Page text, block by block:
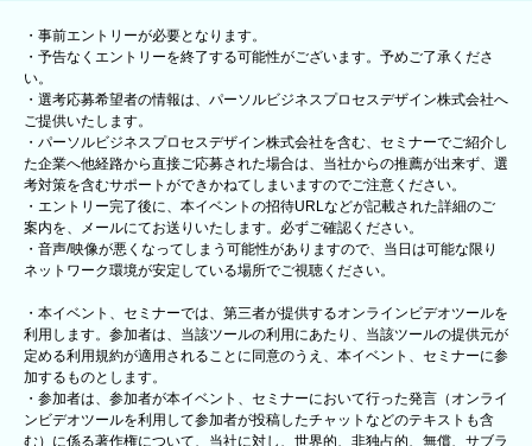
・事前エントリーが必要となります。
・予告なくエントリーを終了する可能性がございます。予めご了承くださ
い。
・選考応募希望者の情報は、パーソルビジネスプロセスデザイン株式会社へ
ご提供いたします。
・パーソルビジネスプロセスデザイン株式会社を含む、セミナーでご紹介し
た企業へ他経路から直接ご応募された場合は、当社からの推薦が出来ず、選
考対策を含むサポートができかねてしまいますのでご注意ください。
・エントリー完了後に、本イベントの招待URLなどが記載された詳細のご
案内を、メールにてお送りいたします。必ずご確認ください。
・音声/映像が悪くなってしまう可能性がありますので、当日は可能な限り
ネットワーク環境が安定している場所でご視聴ください。
・本イベント、セミナーでは、第三者が提供するオンラインビデオツールを
利用します。参加者は、当該ツールの利用にあたり、当該ツールの提供元が
定める利用規約が適用されることに同意のうえ、本イベント、セミナーに参
加するものとします。
・参加者は、参加者が本イベント、セミナーにおいて行った発言（オンライ
ンビデオツールを利用して参加者が投稿したチャットなどのテキストも含
む）に係る著作権について、当社に対し、世界的、非独占的、無償、サブラ